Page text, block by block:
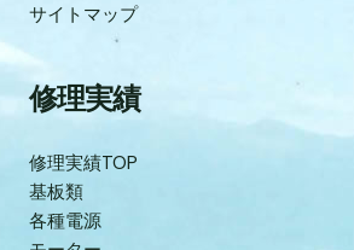
サイトマップ
修理実績
修理実績TOP
基板類
各種電源